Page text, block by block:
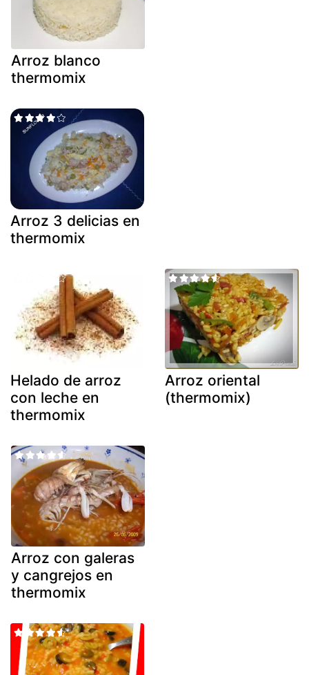
Arroz blanco
thermomix
Arroz 3 delicias en
thermomix
Helado de arroz
con leche en
thermomix
Arroz oriental
(thermomix)
Arroz con galeras
y cangrejos en
thermomix